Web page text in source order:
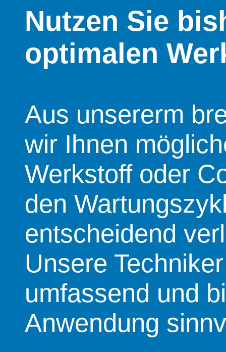
Nutzen Sie
optimalen
Aus unsererm
wir Ihnen
Werkstoff oder
den
entscheidend
Unsere
umfassend und
Anwendung